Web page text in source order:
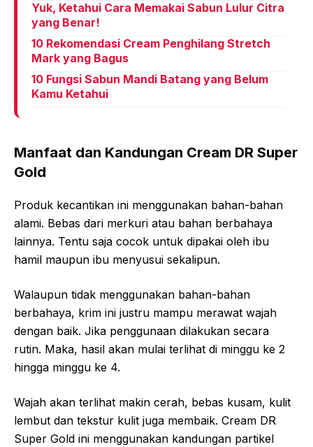
Yuk, Ketahui Cara Memakai Sabun Lulur Citra
yang Benar!
10 Rekomendasi Cream Penghilang Stretch
Mark yang Bagus
10 Fungsi Sabun Mandi Batang yang Belum
Kamu Ketahui
Manfaat dan Kandungan Cream DR Super
Gold
Produk kecantikan ini menggunakan bahan-bahan
alami. Bebas dari merkuri atau bahan berbahaya
lainnya. Tentu saja cocok untuk dipakai oleh ibu
hamil maupun ibu menyusui sekalipun.
Walaupun tidak menggunakan bahan-bahan
berbahaya, krim ini justru mampu merawat wajah
dengan baik. Jika penggunaan dilakukan secara
rutin. Maka, hasil akan mulai terlihat di minggu ke 2
hingga minggu ke 4.
Wajah akan terlihat makin cerah, bebas kusam, kulit
lembut dan tekstur kulit juga membaik. Cream DR
Super Gold ini menggunakan kandungan partikel